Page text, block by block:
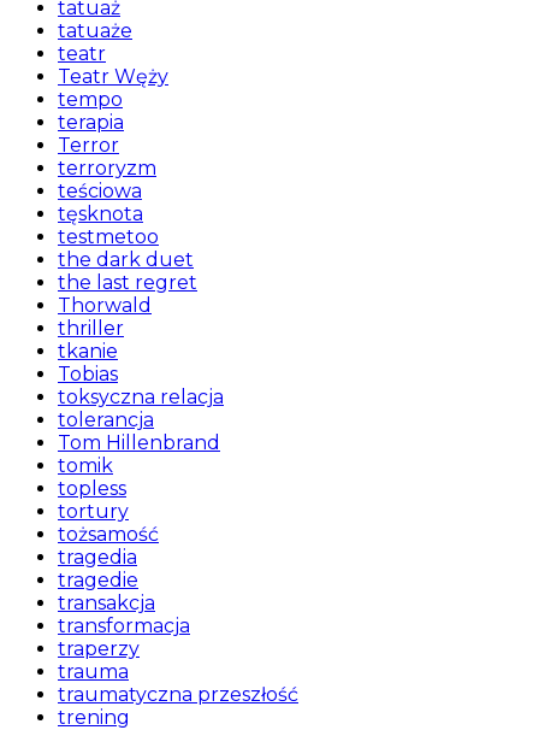
tatuaż
tatuaże
teatr
Teatr Węży
tempo
terapia
Terror
terroryzm
teściowa
tęsknota
testmetoo
the dark duet
the last regret
Thorwald
thriller
tkanie
Tobias
toksyczna relacja
tolerancja
Tom Hillenbrand
tomik
topless
tortury
tożsamość
tragedia
tragedie
transakcja
transformacja
traperzy
trauma
traumatyczna przeszłość
trening